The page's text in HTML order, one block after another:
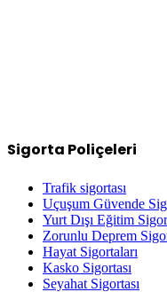
Sigorta Poliçeleri
Trafik sigortası
Uçuşum Güvende
Yurt Dışı Eğitim
Zorunlu Deprem
Hayat Sigortaları
Kasko Sigortası
Seyahat Sigortası